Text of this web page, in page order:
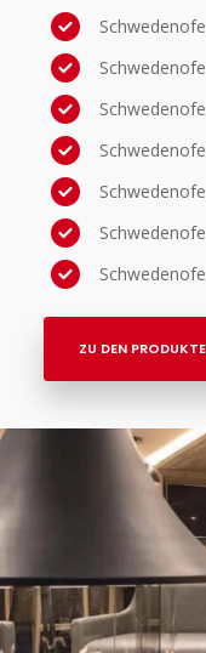
ZU DEN